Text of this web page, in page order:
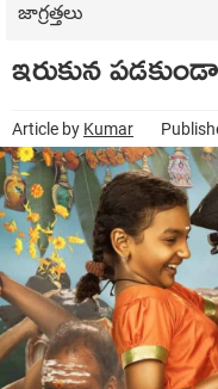
జాగ్రత్తలు
ఇరుకున
Article by Kumar